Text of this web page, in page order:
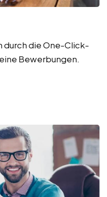
durch die One-Click-
Bewerbungen.